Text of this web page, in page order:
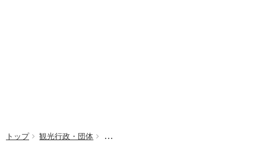
トップ 観光行政・団体 東京都と東京観光財団、都内観光促進事業「